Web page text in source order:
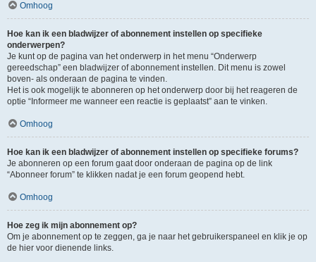
Omhoog
Hoe kan ik een bladwijzer of abonnement instellen op specifieke
onderwerpen?
Je kunt op de pagina van het onderwerp in het menu “Onderwerp
gereedschap” een bladwijzer of abonnement instellen. Dit menu is zowel
boven- als onderaan de pagina te vinden.
Het is ook mogelijk te abonneren op het onderwerp door bij het reageren de
optie “Informeer me wanneer een reactie is geplaatst” aan te vinken.
Omhoog
Hoe kan ik een bladwijzer of abonnement instellen op specifieke forums?
Je abonneren op een forum gaat door onderaan de pagina op de link
“Abonneer forum” te klikken nadat je een forum geopend hebt.
Omhoog
Hoe zeg ik mijn abonnement op?
Om je abonnement op te zeggen, ga je naar het gebruikerspaneel en klik je op
de hier voor dienende links.